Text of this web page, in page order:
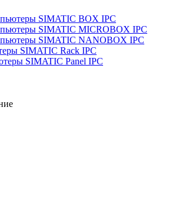
SIMATIC BOX IPC
SIMATIC MICROBOX IPC
SIMATIC NANOBOX IPC
SIMATIC Rack IPC
SIMATIC Panel IPC